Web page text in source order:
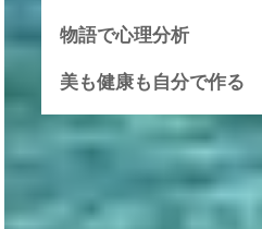
物語で心理分析
美も健康も自分で作る